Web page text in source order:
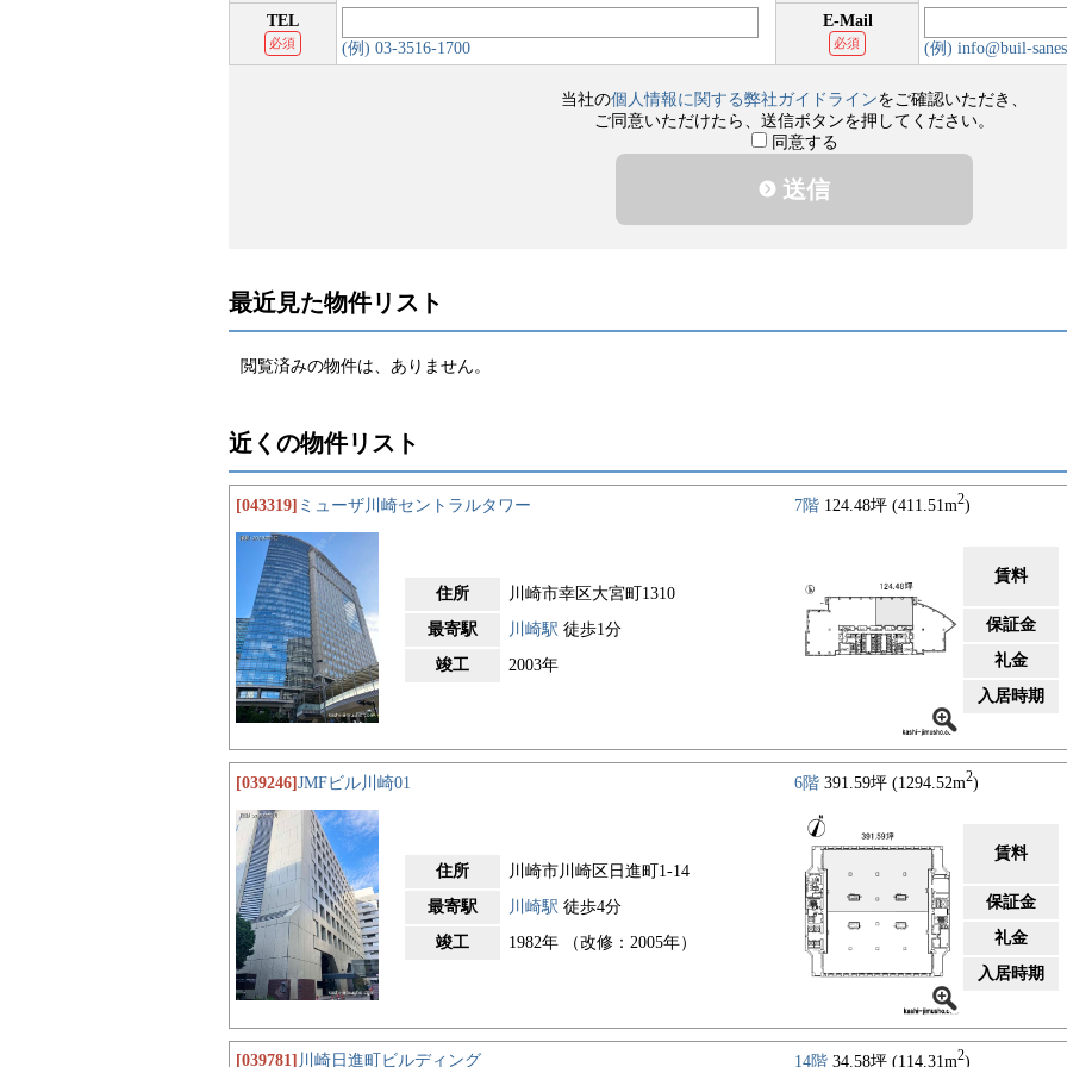
TEL
必須 (例) 03-3516-1700
E-Mail
必須 (例) info@buil-
当社の個人情報に関する弊社ガイドラインをご確認いただき、
ご同意いただけたら、送信ボタンを押してください。
同意する
送信
最近見た物件リスト
閲覧済みの物件は、ありません。
近くの物件リスト
[043319] ミューザ川崎セントラルタワー 7階 124.48坪 (411.51m2)
住所
川崎市幸区大宮町1310
最寄駅
川崎駅 徒歩1分
竣工
2003年
賃料
保証金
礼金
入居時期
[039246] JMFビル川崎01 6階 391.59坪 (1294.52m2)
住所
川崎市川崎区日進町1-14
最寄駅
川崎駅 徒歩4分
竣工
1982年 （改修：2005年）
賃料
保証金
礼金
入居時期
[039781] 川崎日進町ビルディング 14階 34.58坪 (114.31m2)